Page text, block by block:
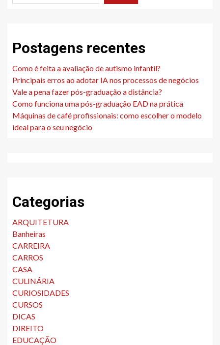
Postagens recentes
Como é feita a avaliação de autismo infantil?
Principais erros ao adotar IA nos processos de negócios
Vale a pena fazer pós-graduação a distância?
Como funciona uma pós-graduação EAD na prática
Máquinas de café profissionais: como escolher o modelo
ideal para o seu negócio
Categorias
ARQUITETURA
Banheiras
CARREIRA
CARROS
CASA
CULINÁRIA
CURIOSIDADES
CURSOS
DICAS
DIREITO
EDUCAÇÃO